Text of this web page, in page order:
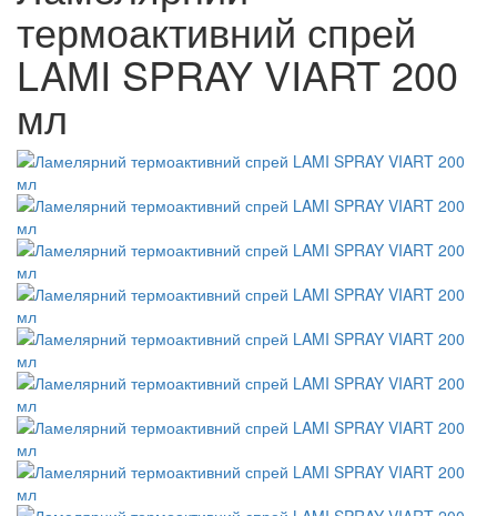
термоактивний спрей
LAMI SPRAY VIART 200
мл